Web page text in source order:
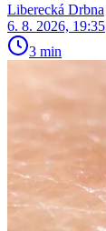
Liberecká Drbna
6. 8. 2026, 19:35
3 min